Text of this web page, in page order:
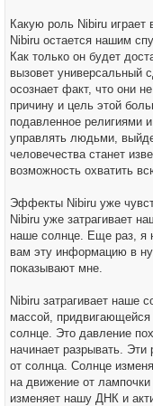
Какую роль Nibiru
Nibiru остается нашим
Как только он будет
вызовет универсальный
осознает факт, что они
причину и цель этой
подавленное религиями
управлять людьми,
человечества станет
возможность охватить
Эффекты Nibiru уже
Nibiru уже затрагивает
наше солнце. Еще раз, я
вам эту информацию в
показывают мне.
Nibiru затрагивает наше
массой,
солнце. Это давление
начинает разрывать.
от солнца. Солнце
на движение от
изменяет нашу ДНК и